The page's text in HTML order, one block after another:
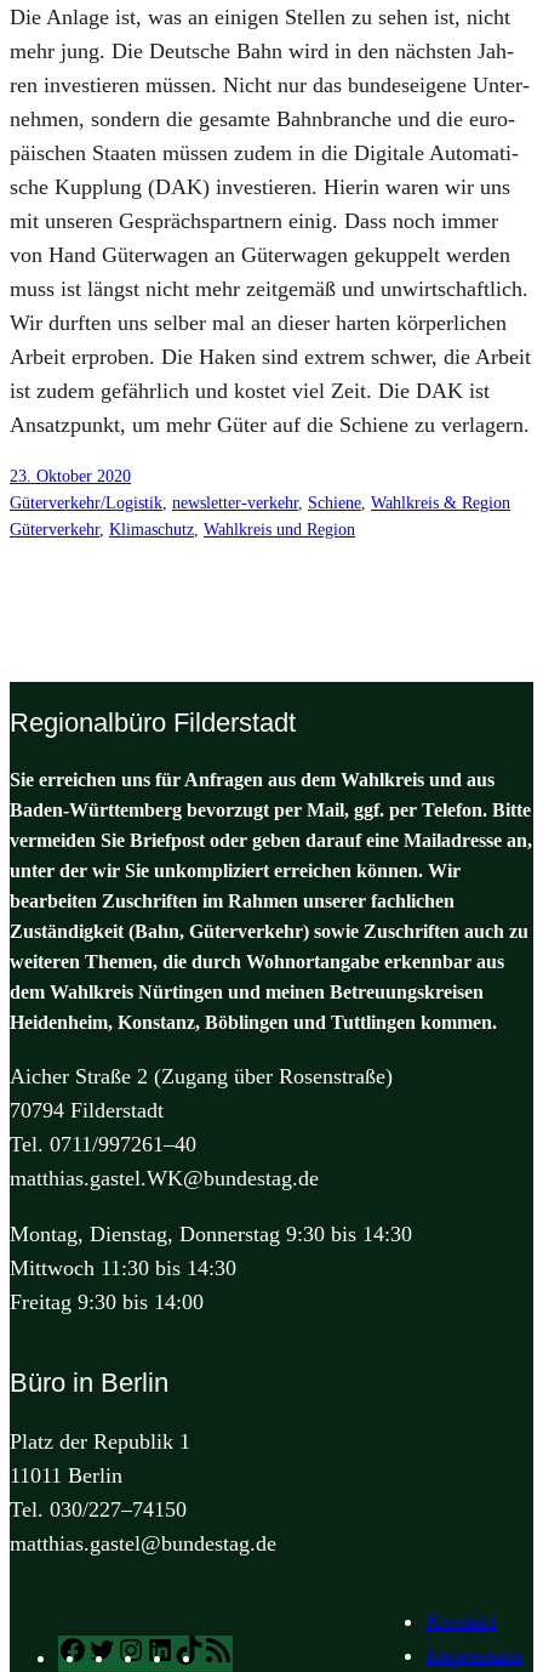
Die Anla­ge ist, was an eini­gen Stel­len zu sehen ist, nicht
mehr jung. Die Deut­sche Bahn wird in den nächs­ten Jah­
ren inves­tie­ren müs­sen. Nicht nur das bun­des­ei­ge­ne Unter­
neh­men, son­dern die gesam­te Bahn­bran­che und die euro­
päi­schen Staa­ten müs­sen zudem in die Digi­ta­le Auto­ma­ti­
sche Kupp­lung (DAK) inves­tie­ren. Hier­in waren wir uns
mit unse­ren Gesprächs­part­nern einig. Dass noch immer
von Hand Güter­wa­gen an Güter­wa­gen gekup­pelt wer­den
muss ist längst nicht mehr zeit­ge­mäß und unwirt­schaft­lich.
Wir durf­ten uns sel­ber mal an die­ser har­ten kör­per­li­chen
Arbeit erpro­ben. Die Haken sind extrem schwer, die Arbeit
ist zudem gefähr­lich und kos­tet viel Zeit. Die DAK ist
Ansatz­punkt, um mehr Güter auf die Schie­ne zu ver­la­gern.
23. Oktober 2020
Güterverkehr/Logistik newsletter-verkehr, Schiene Wahlkreis & Region
Güterverkehr, Klimaschutz Wahlkreis und Region
Regionalbüro Filderstadt
Sie erreichen uns für Anfragen aus dem Wahlkreis und aus
Baden-Württemberg bevorzugt per Mail, ggf. per Telefon. Bitte
vermeiden Sie Briefpost oder geben darauf eine Mailadresse an,
unter der wir Sie unkompliziert erreichen können. Wir
bearbeiten Zuschriften im Rahmen unserer fachlichen
Zuständigkeit (Bahn, Güterverkehr) sowie Zuschriften auch zu
weiteren Themen, die durch Wohnortangabe erkennbar aus
dem Wahlkreis Nürtingen und meinen Betreuungskreisen
Heidenheim, Konstanz, Böblingen und Tuttlingen kommen.
Aicher Straße 2 (Zugang über Rosenstraße)
70794 Filderstadt
Tel. 0711/997261–40
matthias.gastel.WK@bundestag.de
Montag, Dienstag, Donnerstag 9:30 bis 14:30
Mittwoch 11:30 bis 14:30
Freitag 9:30 bis 14:00
Büro in Berlin
Platz der Republik 1
11011 Berlin
Tel. 030/227–74150
matthias.gastel@bundestag.de
Facebook
TwitterInstagram
LinkedIn
TikTok
Kontakt
Impressum